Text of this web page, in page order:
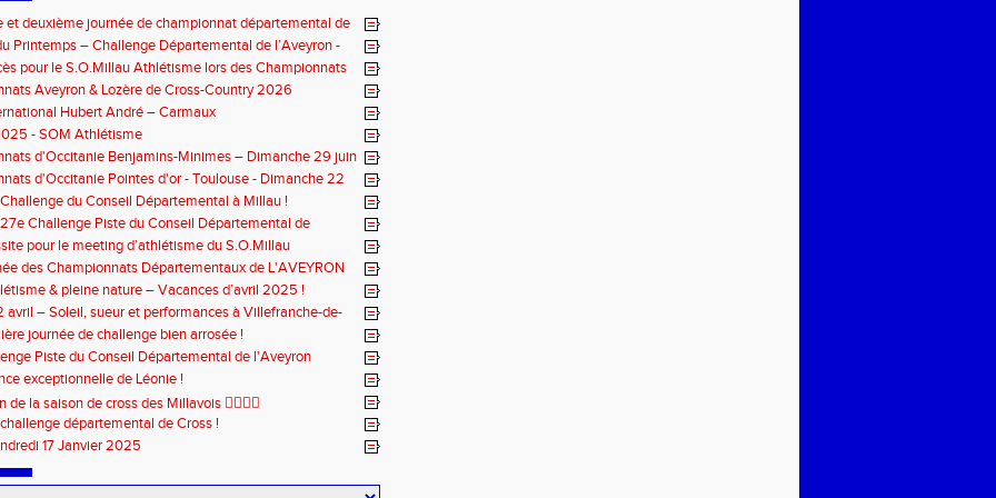
et deuxième journée de championnat départemental de
Printemps – Challenge Départemental de l’Aveyron -
mars 2026
pour le S.O.Millau Athlétisme lors des Championnats
de cross-country
Aveyron & Lozère de Cross-Country 2026
Hubert André – Carmaux
- SOM Athlétisme
d'Occitanie Benjamins-Minimes – Dimanche 29 juin
d'Occitanie Pointes d'or - Toulouse - Dimanche 22
du Conseil Départemental à Millau !
Challenge Piste du Conseil Départemental de
pour le meeting d’athlétisme du S.O.Millau
des Championnats Départementaux de L'AVEYRON
& pleine nature – Vacances d’avril 2025 !
avril – Soleil, sueur et performances à Villefranche-de-
pour la 2eme journée du challenge départemental piste
journée de challenge bien arrosée !
Piste du Conseil Départemental de l'Aveyron
exceptionnelle de Léonie !
de la saison de cross des Millavois 🏃‍♂️🏃‍♀️
départemental de Cross !
17 Janvier 2025